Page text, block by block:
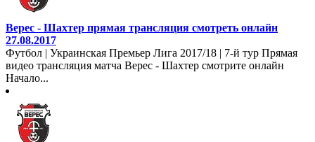
Верес - Шахтер прямая трансляция смотреть онлайн
27.08.2017
Футбол | Украинская Премьер Лига 2017/18 | 7-й тур Прямая
видео трансляция матча Верес - Шахтер смотрите онлайн
Начало...